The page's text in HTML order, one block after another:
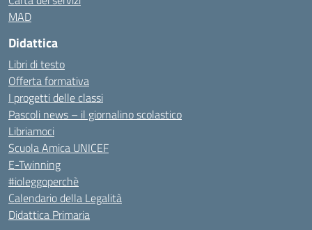
MAD
Didattica
Libri di testo
Offerta formativa
I progetti delle classi
Pascoli news – il giornalino scolastico
Libriamoci
Scuola Amica UNICEF
E-Twinning
#ioleggoperchè
Calendario della Legalità
Didattica Primaria